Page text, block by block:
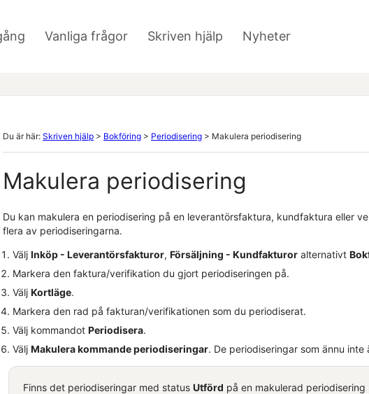
Vanliga frågor Skriven hjälp Nyheter
Du är här: Skriven hjälp > Bokföring > Periodisering > Makulera periodisering
Makulera periodisering
Du kan makulera en periodisering på en leverantörsfaktura, kundfaktura eller
flera av periodiseringarna.
Välj Inköp - Leverantörsfakturor, Försäljning - Kundfakturor alternativt
Markera den faktura/verifikation du gjort periodiseringen på.
Välj Kortläge.
Markera den rad på fakturan/verifikationen som du periodiserat.
Välj kommandot Periodisera.
Välj Makulera kommande periodiseringar. De periodiseringar som ännu
Finns det periodiseringar med statusUtförd på en makulerad